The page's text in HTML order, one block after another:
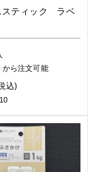
スティック ラベ
から注文可能
込)